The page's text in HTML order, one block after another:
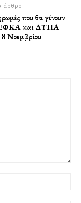
άρθρο
που θα γίνουν
και ΔΥΠΑ
8 Νοεμβρίου